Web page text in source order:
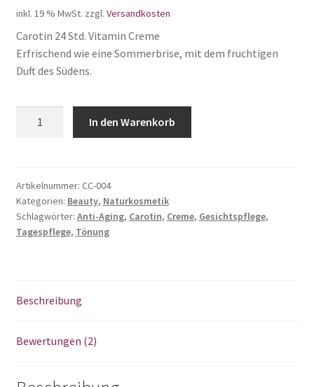
inkl. 19 % MwSt. zzgl. Versandkosten
Carotin 24 Std. Vitamin Creme
Erfrischend wie eine Sommerbrise, mit dem fruchtigen
Duft des Südens.
In den Warenkorb
Artikelnummer: CC-004
Kategorien: Beauty, Naturkosmetik
Schlagwörter: Anti-Aging, Carotin, Creme, Gesichtspflege,
Tagespflege, Tönung
Beschreibung
Bewertungen (2)